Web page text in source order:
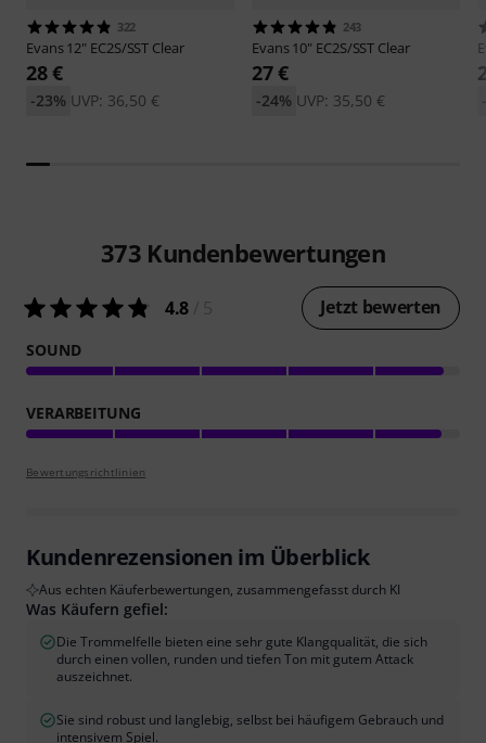
322
Evans12" EC2S/SST Clear
28 €
UVP: 36,50 €
-23%
243
Evans10" EC2S/SST Clear
27 €
UVP: 35,50 €
-24%
373 Kundenbewertungen
4.8 Jetzt bewerten
SOUND
VERARBEITUNG
Bewertungsrichtlinien
Kundenrezensionen im Überblick
Aus echten Käuferbewertungen, zusammengefasst durch KI
Was Käufern gefiel:
Die Trommelfelle bieten eine sehr gute Klangqualität, die sich
durch einen vollen, runden und tiefen Ton mit gutem Attack
auszeichnet.
Sie sind robust und langlebig, selbst bei häufigem Gebrauch und
intensivem Spiel.